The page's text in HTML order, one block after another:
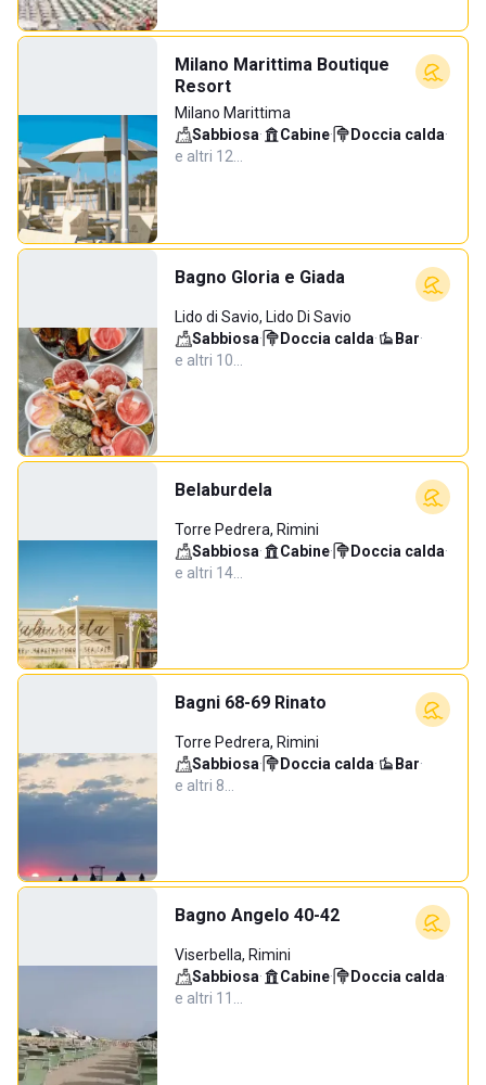
Milano Marittima Boutique
Resort
Milano Marittima
Sabbiosa· Cabine· Doccia calda·
e altri 12…
Bagno Gloria e Giada
Lido di Savio, Lido Di Savio
Sabbiosa· Doccia calda· Bar·
e altri 10…
Belaburdela
Torre Pedrera, Rimini
Sabbiosa· Cabine· Doccia calda·
e altri 14…
Bagni 68-69 Rinato
Torre Pedrera, Rimini
Sabbiosa· Doccia calda· Bar·
e altri 8…
Bagno Angelo 40-42
Viserbella, Rimini
Sabbiosa· Cabine· Doccia calda·
e altri 11…